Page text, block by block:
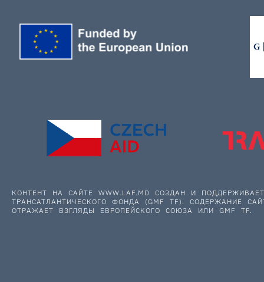
КОНТЕНТ НА САЙТЕ WWW.LAF.MD СОЗДАН И
ТРАНСАТЛАНТИЧЕСКОГО ФОНДА (GMF TF). СОДЕРЖАНИЕ
ОТРАЖАЕТ ВЗГЛЯДЫ ЕВРОПЕЙСКОГО СОЮЗА ИЛИ GMF TF.